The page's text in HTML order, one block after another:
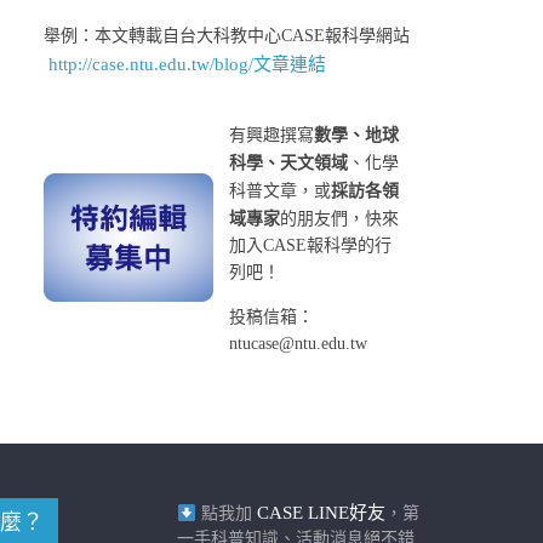
舉例：本文轉載自台大科教中心CASE報科學網站
http://case.ntu.edu.tw/blog/文章連結
有興趣撰寫數學、地球
科學、天文領域 、化學
科普文章，或採訪各領
域專家的朋友們，快來
加入CASE報科學的行
列吧！
投稿信箱：
ntucase@ntu.edu.tw
？ 點我加 CASE LINE好友 ，第
一手科普知識、活動消息絕不錯